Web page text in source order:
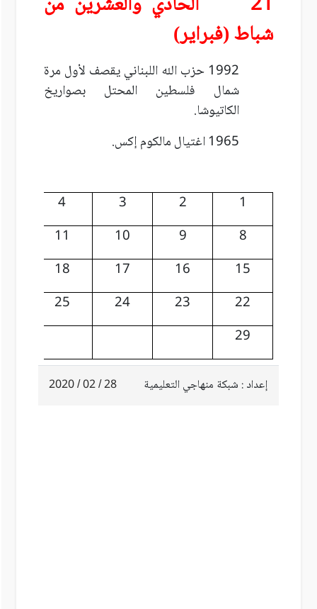
شباط (فبراير)
1992 حزب الله اللبناني يقصف لأول مرة
شمال فلسطين المحتل بصواريخ
الكاتيوشا.
1965 اغتيال مالكوم إكس.
1
2
3
4
8
9
10
11
15
16
17
18
22
23
24
25
29
إعداد : شبكة منهاجي التعليمية 28 / 02 / 2020